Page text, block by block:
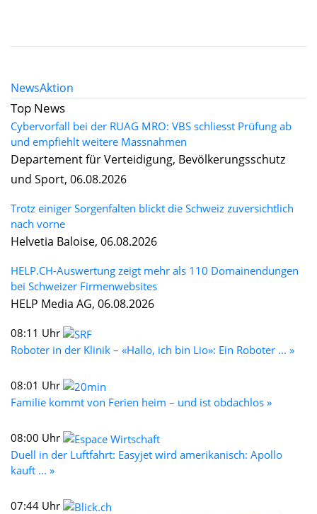
NewsAktion
Top News
Cybervorfall bei der RUAG MRO: VBS schliesst Prüfung ab
und empfiehlt weitere Massnahmen
Departement für Verteidigung, Bevölkerungsschutz
und Sport, 06.08.2026
Trotz einiger Sorgenfalten blickt die Schweiz zuversichtlich
nach vorne
Helvetia Baloise, 06.08.2026
HELP.CH-Auswertung zeigt mehr als 110 Domainendungen
bei Schweizer Firmenwebsites
HELP Media AG, 06.08.2026
08:11 Uhr
Roboter in der Klinik – «Hallo, ich bin Lio»: Ein Roboter ... »
08:01 Uhr
Familie kommt von Ferien heim – und ist obdachlos »
08:00 Uhr
Duell in der Luftfahrt: Easyjet wird amerikanisch: Apollo
kauft ... »
07:44 Uhr